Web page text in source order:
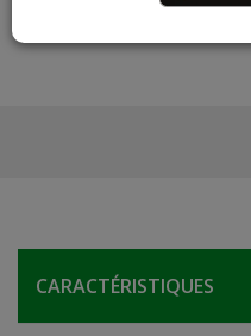
CARACTÉRISTIQUES